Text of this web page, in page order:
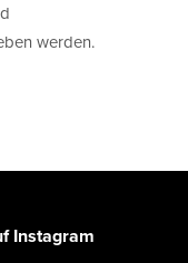
werden.
Instagram